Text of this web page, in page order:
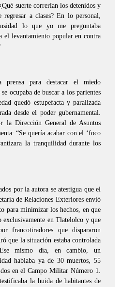
suerte correrían los detenidos y
regresar a clases? En lo personal,
lo que yo me preguntaba
el levantamiento popular en contra
para destacar el miedo
ocupaba de buscar a los parientes
quedó estupefacta y paralizada
desde el poder gubernamental.
la Dirección General de Asuntos
“Se quería acabar con el ‘foco
la tranquilidad durante los
por la autora se atestigua que el
de Relaciones Exteriores envió
para minimizar los hechos, en que
exclusivamente en Tlatelolco y que
francotiradores que dispararon
que la situación estaba controlada
mismo día, en cambio, un
hablaba ya de 30 muertos, 55
en el Campo Militar Número 1.
la huida de habitantes de